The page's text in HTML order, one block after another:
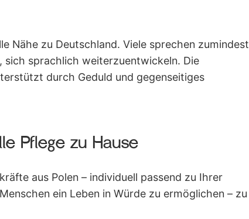
Nähe zu Deutschland. Viele sprechen zumindest
sich sprachlich weiterzuentwickeln. Die
durch Geduld und gegenseitiges
Pflege zu Hause
aus Polen – individuell passend zu Ihrer
ein Leben in Würde zu ermöglichen – zu